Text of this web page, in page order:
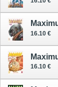
16.10 €
16.10 €